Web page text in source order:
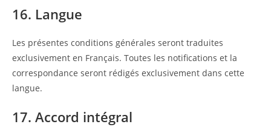
16. Langue
Les présentes conditions générales seront traduites
exclusivement en Français. Toutes les notifications et la
correspondance seront rédigés exclusivement dans cette
langue.
17. Accord intégral